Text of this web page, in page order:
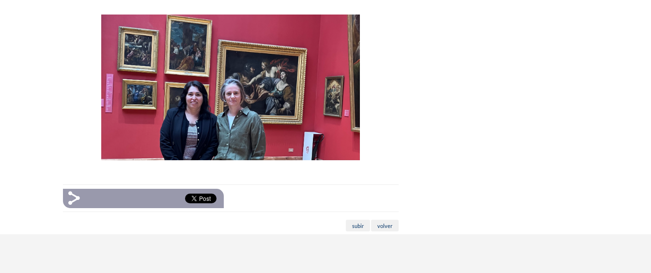
subir volver